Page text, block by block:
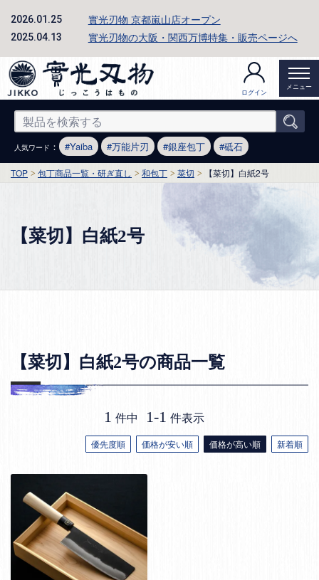
2026.01.25 實光刃物 京都嵐山店オープン
2025.04.13 實光刃物の大阪・関西万博特集・販売ページへ
ログイン
メニュー
人気ワード ： Yaiba 万能片刃 銀座包丁 砥石
TOP 包丁商品一覧・研ぎ直し 和包丁 菜切 【菜切】白紙2号
【菜切】白紙2号
【菜切】白紙2号の商品一覧
優先度順 価格が安い順 価格が高い順 新着順
1 件中 1-1 件表示